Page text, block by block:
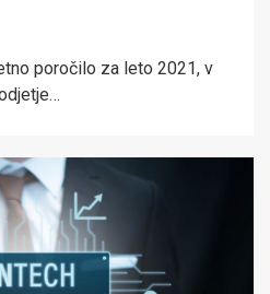
poročilo za leto 2021, v